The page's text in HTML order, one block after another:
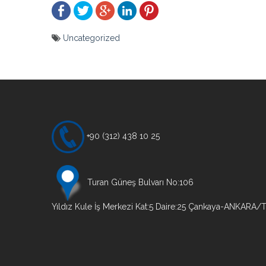
Uncategorized
+90 (312) 438 10 25
Turan Güneş Bulvarı No:106
Yıldız Kule İş Merkezi Kat:5 Daire:25 Çankaya-ANKARA/